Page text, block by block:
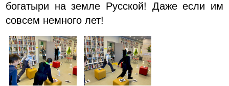
богатыри на земле Русской! Даже если им
совсем немного лет!